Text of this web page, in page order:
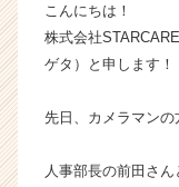
こんにちは！
株式会社
ゲタ）と申します！
先日、カメラマンの
人事部長の前田さ